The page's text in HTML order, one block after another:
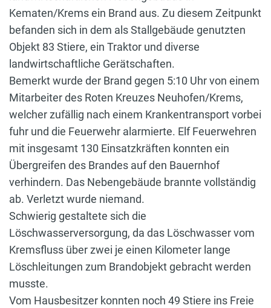
Kematen/Krems ein Brand aus. Zu diesem Zeitpunkt
befanden sich in dem als Stallgebäude genutzten
Objekt 83 Stiere, ein Traktor und diverse
landwirtschaftliche Gerätschaften.
Bemerkt wurde der Brand gegen 5:10 Uhr von einem
Mitarbeiter des Roten Kreuzes Neuhofen/Krems,
welcher zufällig nach einem Krankentransport vorbei
fuhr und die Feuerwehr alarmierte. Elf Feuerwehren
mit insgesamt 130 Einsatzkräften konnten ein
Übergreifen des Brandes auf den Bauernhof
verhindern. Das Nebengebäude brannte vollständig
ab. Verletzt wurde niemand.
Schwierig gestaltete sich die
Löschwasserversorgung, da das Löschwasser vom
Kremsfluss über zwei je einen Kilometer lange
Löschleitungen zum Brandobjekt gebracht werden
musste.
Vom Hausbesitzer konnten noch 49 Stiere ins Freie